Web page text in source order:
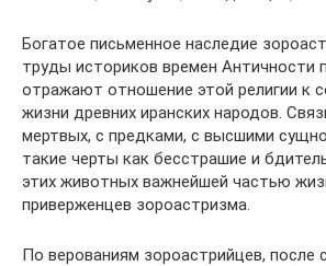
Богатое письменное наследие
труды историков времен Античности
отражают отношение этой религии к
жизни древних иранских народов.
мертвых, с предками, с высшими
такие черты как бесстрашие и
этих животных важнейшей частью
приверженцев зороастризма.
По верованиям зороастрийцев, после